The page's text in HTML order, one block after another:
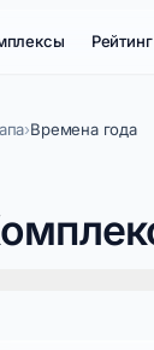
Рейтинг
›Времена года